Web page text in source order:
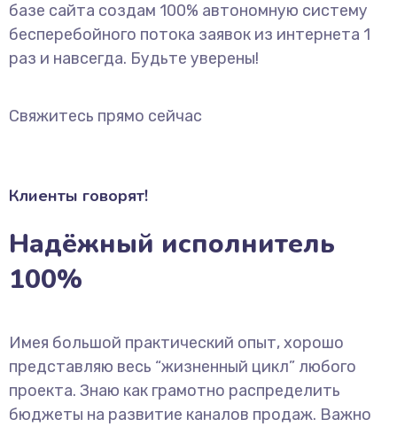
базе сайта создам 100% автономную систему
бесперебойного потока заявок из интернета 1
раз и навсегда. Будьте уверены!
Свяжитесь прямо сейчас
Клиенты говорят!
Надёжный исполнитель
100%
Имея большой практический опыт, хорошо
представляю весь “жизненный цикл” любого
проекта. Знаю как грамотно распределить
бюджеты на развитие каналов продаж. Важно